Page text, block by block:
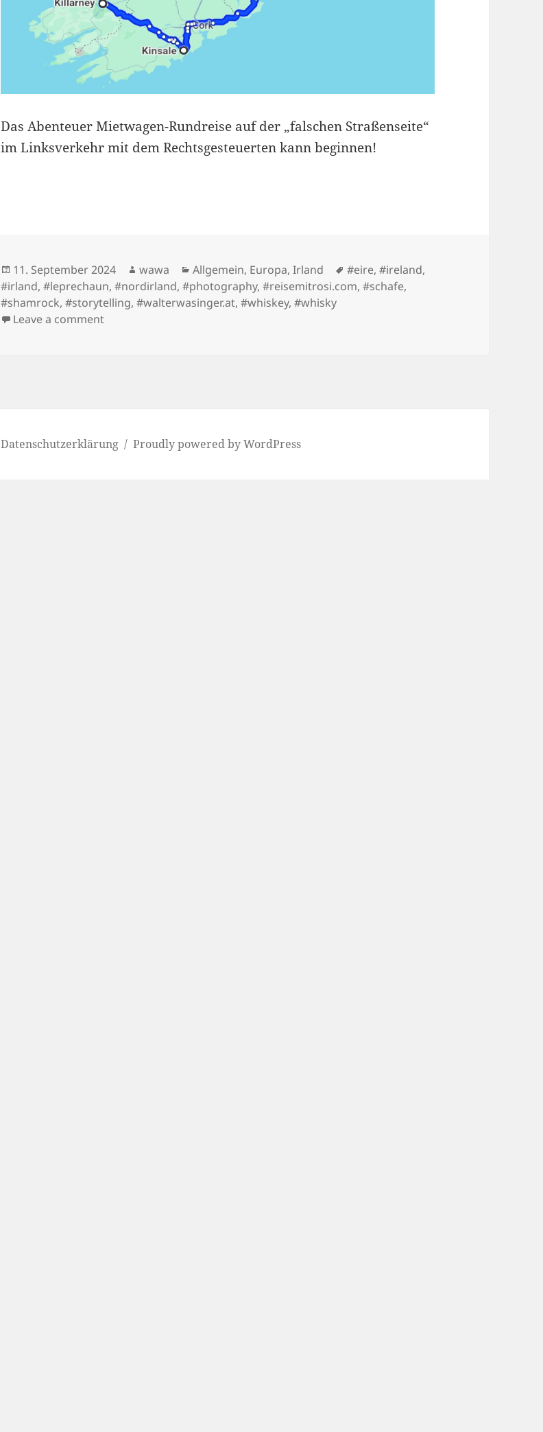
Das Abenteuer Mietwagen-Rundreise auf der „falschen Straßenseite“
im Linksverkehr mit dem Rechtsgesteuerten kann beginnen!
Posted
on
11. September 2024 Author
wawa Categories
Allgemein, Europa,Irland Tags
#eire,#ireland,
#irland,#leprechaun,#nordirland,#photography,#reisemitrosi.com,#schafe,
#shamrock,#storytelling,#walterwasinger.at,#whiskey,#whisky
Leave a commenton Einmal Rundherum
Datenschutzerklärung Proudly powered by WordPress